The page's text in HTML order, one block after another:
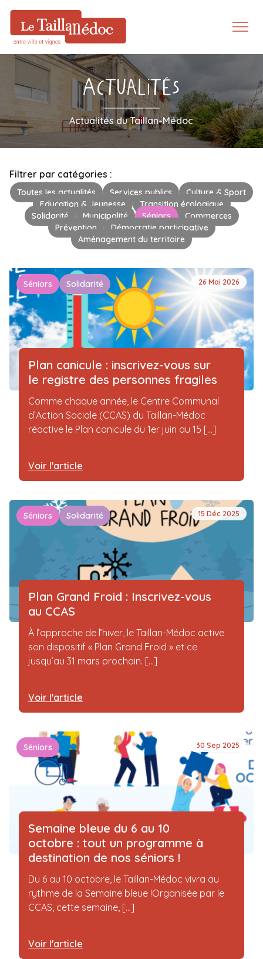
Actualités
Actualités du Taillan-Médoc
Filtrer par catégories :
Toutes les actualités Services publics
Culture & Sport
Education & Jeunesse
Transition écologique
Solidarité
Municipalité Séniors
Commerces
Prévention
Démocratie participative
Aménagement du territoire
Séniors Solidarité 26 Mai 2026
Plan canicule : inscrivez-vous sur
le registre des personnes fragiles
Comme chaque année, le Centre Communal
d’Action Sociale (CCAS) du Taillan-Médoc
réactive le Plan canicule du 1er juin au 15 [...]
Voir l'article
Séniors Solidarité 15 Déc 2025
Plan Grand Froid : Inscrivez-vous
au CCAS
À l’approche de l’hiver, le Taillan-Médoc active
son dispositif « Plan Grand Froid » et ce
jusqu’au 31 mars prochain. [...]
Voir l'article
Séniors 30 Sep 2025
Semaine bleue du 6 au 10
octobre : tout un programme à
destination de nos séniors !
Du 6 au 10 octobre, le Taillan-Médoc vivra au
rythme de la Semaine bleue !Organisée par le
CCAS, cette semaine, [...]
Voir l'article